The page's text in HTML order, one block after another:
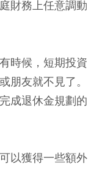
財務上任意調動
時候，短期投資
朋友就不見了。
成退休金規劃的
以獲得一些額外